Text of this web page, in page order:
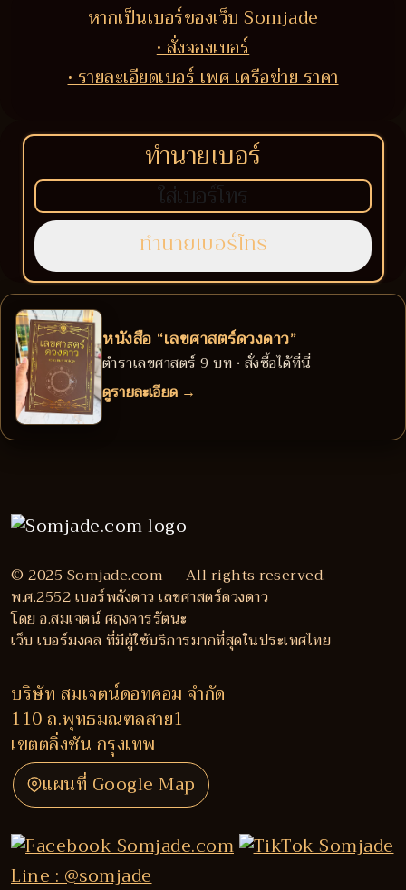
หากเป็นเบอร์ของเว็บ Somjade
• สั่งจองเบอร์
• รายละเอียดเบอร์ เพศ เครือข่าย ราคา
ทำนายเบอร์
หนังสือ “เลขศาสตร์ดวงดาว”
ตำราเลขศาสตร์ 9 บท • สั่งซื้อได้ที่นี่
ดูรายละเอียด →
© 2025 Somjade.com — All rights reserved.
พ.ศ.2552 เบอร์พลังดาว เลขศาสตร์ดวงดาว
โดย อ.สมเจตน์ ศฤงคารรัตนะ
เว็บ เบอร์มงคล ที่มีผู้ใช้บริการมากที่สุดในประเทศไทย
บริษัท สมเจตน์ดอทคอม จำกัด
110 ถ.พุทธมณฑลสาย1
เขตตลิ่งชัน กรุงเทพ
แผนที่ Google Map
Line : @somjade